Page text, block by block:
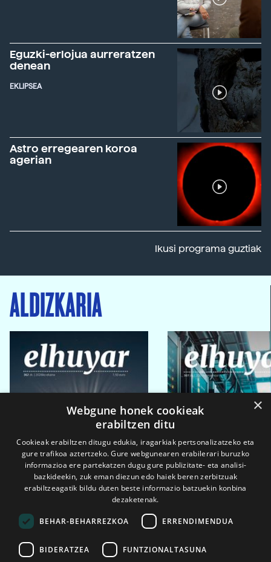
Eguzki-erlojua aurreratzen
denean
EKLIPSEA
Astro erregearen koroa
agerian
Ikusi programa guztiak
ALDIZKARIA
2026ko eka. 1a 2026ko mar. 1a
×
Webgune honek cookieak
erabiltzen ditu
Cookieak erabiltzen ditugu edukia, iragarkiak pertsonalizatzeko eta
gure trafikoa aztertzeko. Gure webgunearen erabilerari buruzko
informazioa ere partekatzen dugu gure publizitate- eta analisi-
bazkideekin, zuk eman diezun edo haiek beren zerbitzuak
erabiltzeagatik bildu duten beste informazio batzuekin konbina
dezaketenak.
BEHAR-BEHARREZKOA ERRENDIMENDUA
BIDERATZEA FUNTZIONALTASUNA